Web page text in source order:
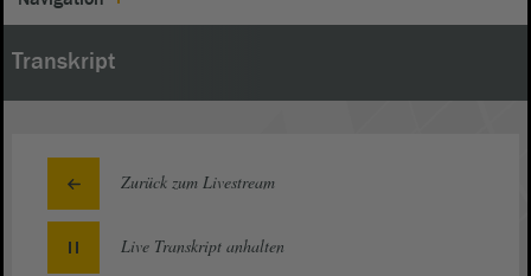
Transkript
Zurück zum Livestream
Live Transkript anhalten